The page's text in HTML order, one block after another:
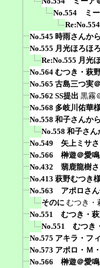
No.554 ミー
No.545 時雨さんか
No.555 月光ほろほ
Re:No.555 月光
No.564 むつき・萩
No.565 古島三つ実
No.562 SS提出 黒霧
No.568 多岐川佑華
No.558 和子さんか
No.558 和子さん
No.549 矢上ミサさ
No.566 榊遊＠愛鳴
No.432 翡鹿龍樹
No.413 萩野むつき
No.563 アポロさん
そのに むつき・
No.551 むつき・萩
No.551 むつき
No.575 アキラ・フ
No.573 アポロ・Ｍ
No.566 榊遊＠愛鳴